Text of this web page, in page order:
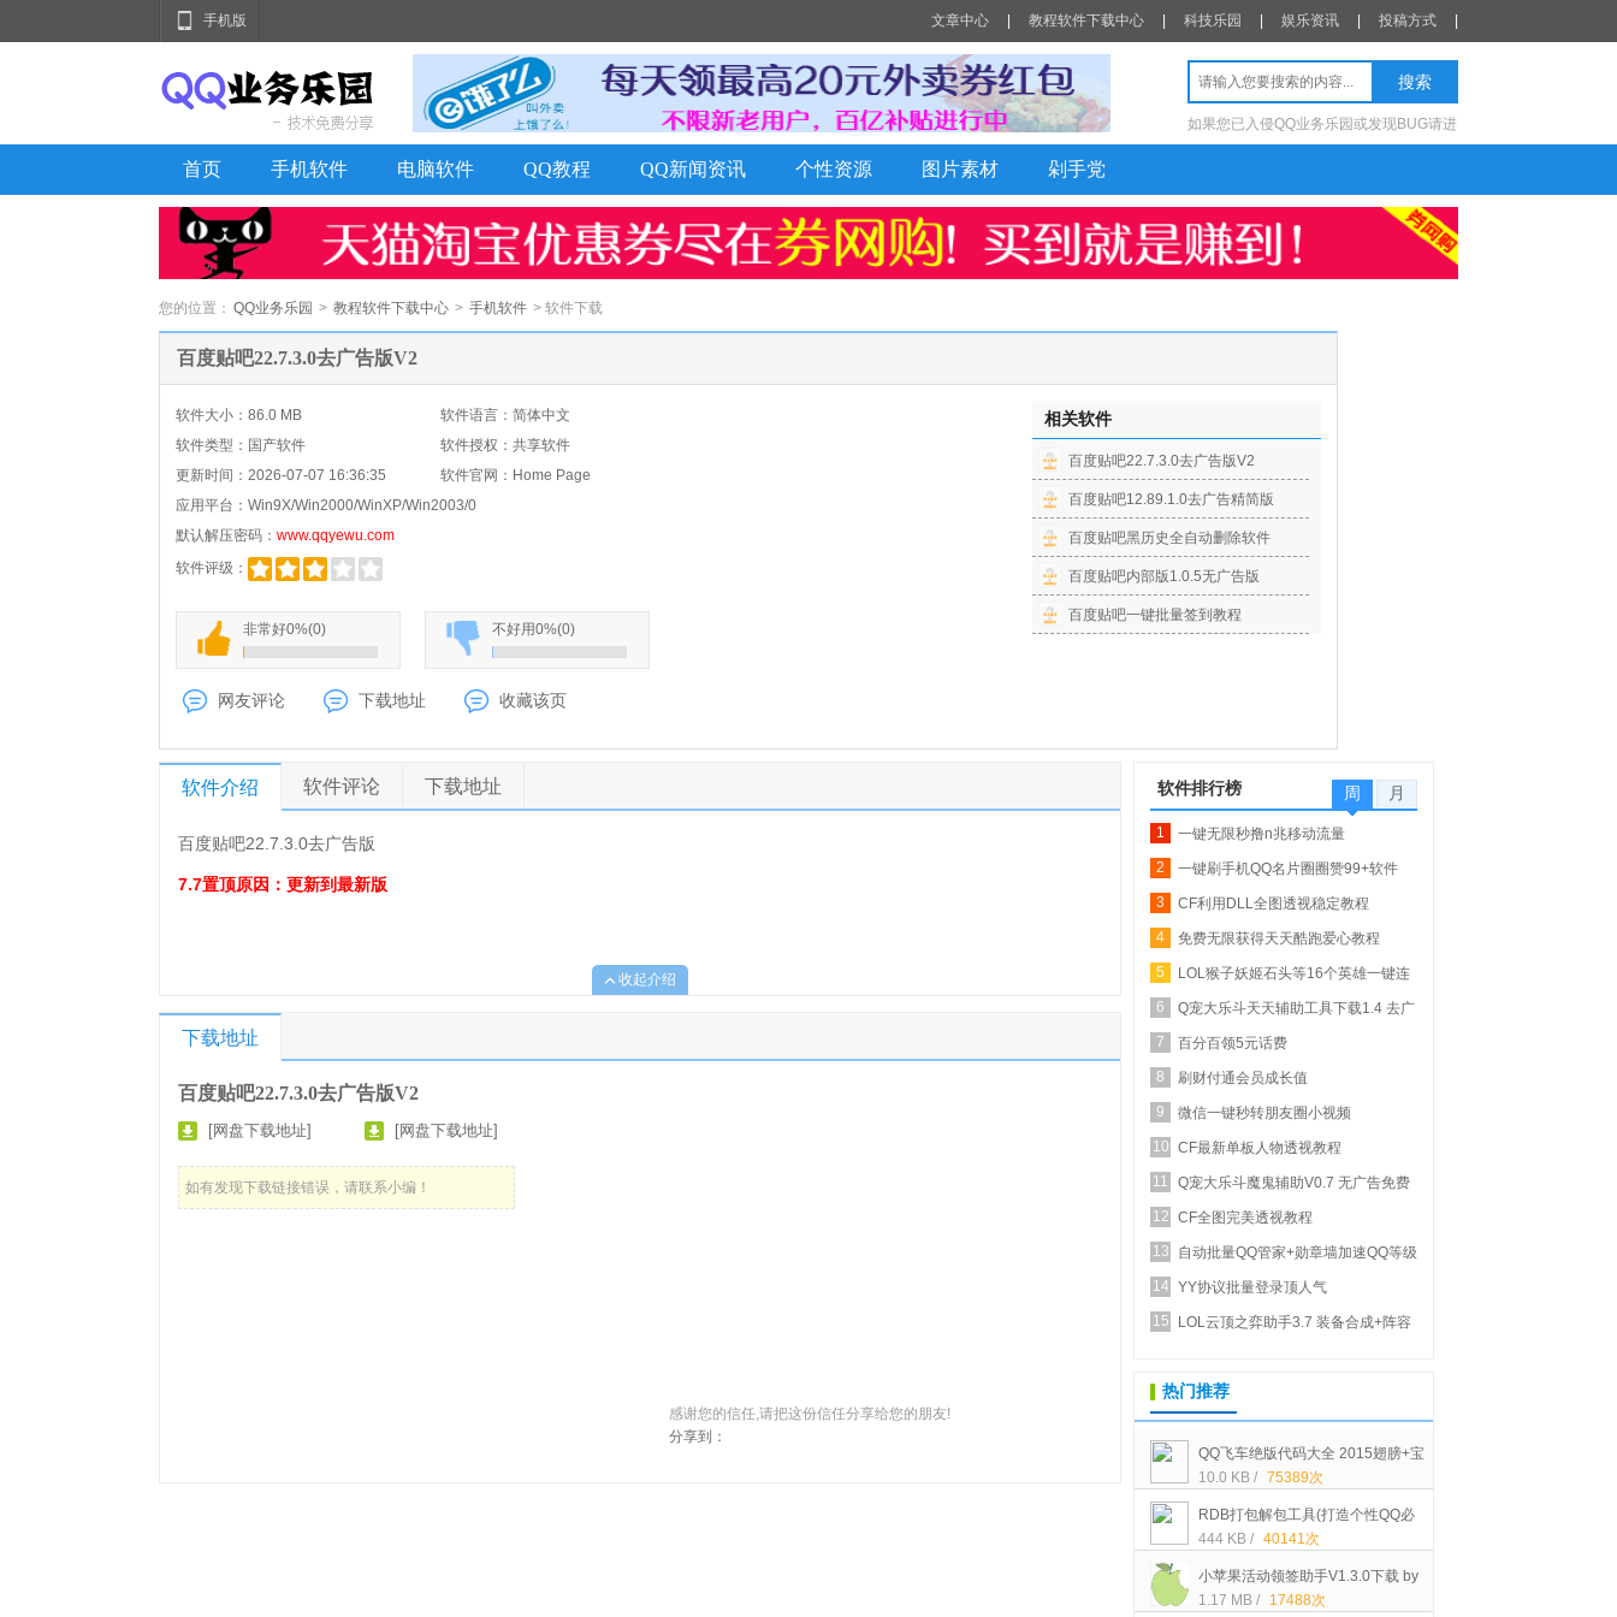
手机版 文章中心 教程软件下载中心 科技乐园 娱乐资讯 投稿方式
如果您已入侵QQ业务乐园或发现BUG请进
首页 手机软件 电脑软件 QQ教程 QQ新闻资讯 个性资源 图片素材 剁手党
您的位置： QQ业务乐园 > 教程软件下载中心 > 手机软件 > 软件下载
百度贴吧22.7.3.0去广告版V2
软件大小：86.0 MB
软件语言：简体中文
软件类型：国产软件
软件授权：共享软件
更新时间： 2026-07-07 16:36:35
软件官网：Home Page
应用平台： Win9X/Win2000/WinXP/Win2003/0
默认解压密码： www.qqyewu.com
软件评级：
非常好0%(0) 不好用0%(0)
网友评论 下载地址 收藏该页
相关软件
百度贴吧22.7.3.0去广告版V2
百度贴吧12.89.1.0去广告精简版
百度贴吧黑历史全自动删除软件
百度贴吧内部版1.0.5无广告版
百度贴吧一键批量签到教程
软件介绍 软件评论 下载地址
百度贴吧22.7.3.0去广告版
7.7置顶原因：更新到最新版
收起介绍
下载地址
百度贴吧22.7.3.0去广告版V2
[网盘下载地址] [网盘下载地址]
如有发现下载链接错误，请联系小编！
感谢您的信任,请把这份信任分享给您的朋友!
分享到：
软件排行榜 周 月
1
一键无限秒撸n兆移动流量
2
一键刷手机QQ名片圈圈赞99+软件
【QQ业务乐园专...
3
CF利用DLL全图透视稳定教程
4
免费无限获得天天酷跑爱心教程
5
LOL猴子妖姬石头等16个英雄一键连
招
6 Q宠大乐斗天天辅助工具下载1.4 去广
告版_自动...
7
百分百领5元话费
8
刷财付通会员成长值
9
微信一键秒转朋友圈小视频
10 CF最新单板人物透视教程
11
Q宠大乐斗魔鬼辅助V0.7 无广告免费
正式版_新增...
12 CF全图完美透视教程
13
自动批量QQ管家+勋章墙加速QQ等级
14 YY协议批量登录顶人气
15
LOL云顶之弈助手3.7 装备合成+阵容
热门推荐
QQ飞车绝版代码大全 2015翅膀+宝
石+STABL车+装扮等代码[可以买的]
10.0 KB / 75389次
RDB打包解包工具(打造个性QQ必
备)中文绿色版下载
444 KB / 40141次
小苹果活动领签助手V1.3.0下载 by
大空白
1.17 MB / 17488次